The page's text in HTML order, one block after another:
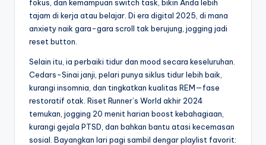
fokus, dan kemampuan switch task, bikin Anda lebih
tajam di kerja atau belajar. Di era digital 2025, di mana
anxiety naik gara-gara scroll tak berujung, jogging jadi
reset button.
Selain itu, ia perbaiki tidur dan mood secara keseluruhan.
Cedars-Sinai janji, pelari punya siklus tidur lebih baik,
kurangi insomnia, dan tingkatkan kualitas REM—fase
restoratif otak. Riset Runner’s World akhir 2024
temukan, jogging 20 menit harian boost kebahagiaan,
kurangi gejala PTSD, dan bahkan bantu atasi kecemasan
sosial. Bayangkan lari pagi sambil dengar playlist favorit: